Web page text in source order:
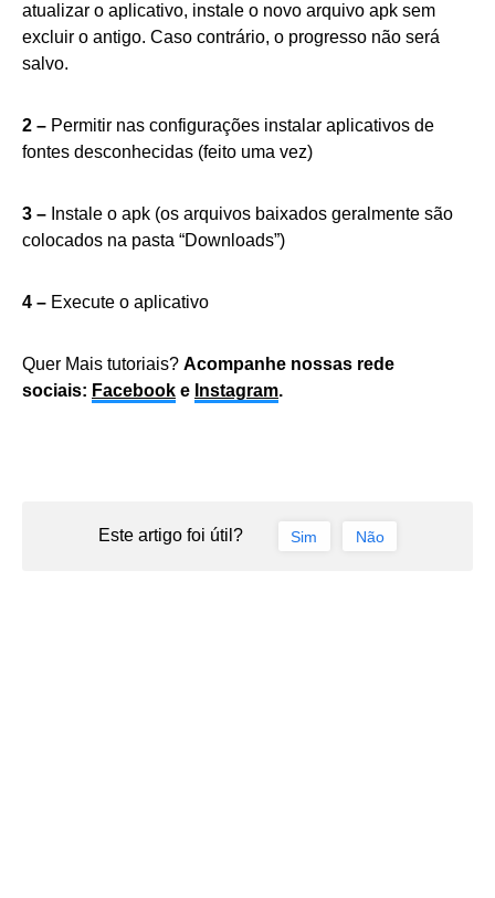
atualizar o aplicativo, instale o novo arquivo apk sem
excluir o antigo. Caso contrário, o progresso não será
salvo.
2 – Permitir nas configurações instalar aplicativos de
fontes desconhecidas (feito uma vez)
3 – Instale o apk (os arquivos baixados geralmente são
colocados na pasta “Downloads”)
4 – Execute o aplicativo
Quer Mais tutoriais? Acompanhe nossas rede
sociais: Facebook e Instagram.
Este artigo foi útil? Sim Não